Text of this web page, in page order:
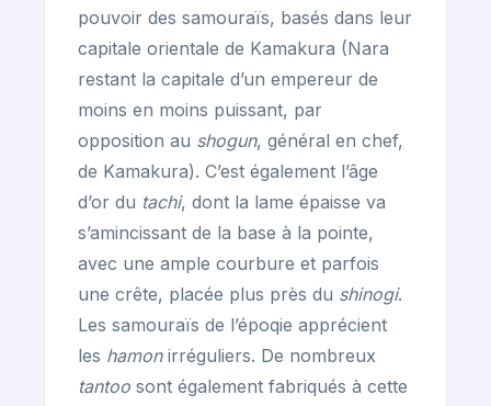
pouvoir des samouraïs, basés dans leur
capitale orientale de Kamakura (Nara
restant la capitale d’un empereur de
moins en moins puissant, par
opposition au shogun, général en chef,
de Kamakura). C’est également l’âge
d’or du tachi, dont la lame épaisse va
s’amincissant de la base à la pointe,
avec une ample courbure et parfois
une crête, placée plus près du shinogi.
Les samouraïs de l’époqie apprécient
les hamonirréguliers. De nombreux
tantoo sont également fabriqués à cette